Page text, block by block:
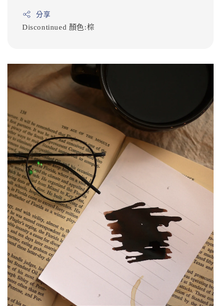
分享
Discontinued 顏色:棕